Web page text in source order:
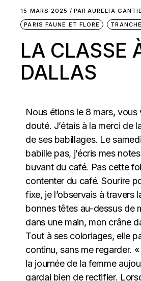
15 MARS 2025 PAR AURELIA
PARIS FAUNE ET FLORE
LA CLASSE
DALLAS
Nous étions le 8 mars, vous
douté. J’étais à la merci de
de ses babillages. Le
babille pas, j’écris mes
buvant du café. Pas cette
contenter du café. Sourire
fixe, je l’observais à travers
bonnes têtes au-dessus de
dans une main, mon crâne
Tout à ses coloriages, elle
continu, sans me regarder. «
la journée de la femme
gardai bien de rectifier.